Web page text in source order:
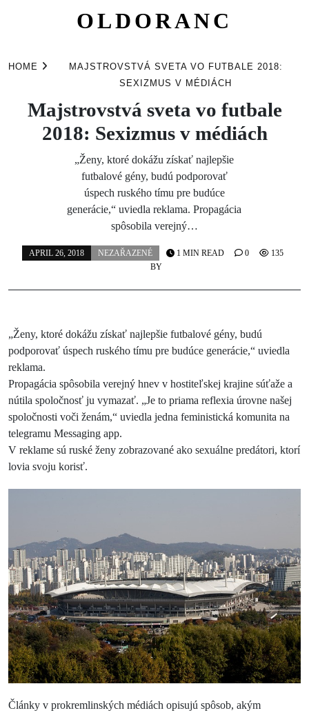
OLDORANC
HOME
MAJSTROVSTVÁ SVETA VO FUTBALE 2018:
SEXIZMUS V MÉDIÁCH
Majstrovstvá sveta vo futbale
2018: Sexizmus v médiách
„Ženy, ktoré dokážu získať najlepšie
futbalové gény, budú podporovať
úspech ruského tímu pre budúce
generácie,“ uviedla reklama. Propagácia
spôsobila verejný…
APRIL 26, 2018
NEZAŘAZENÉ
BY
1 MIN READ 0 135
„Ženy, ktoré dokážu získať najlepšie futbalové gény, budú
podporovať úspech ruského tímu pre budúce generácie,“ uviedla
reklama.
Propagácia spôsobila verejný hnev v hostiteľskej krajine súťaže a
nútila spoločnosť ju vymazať. „Je to priama reflexia úrovne našej
spoločnosti voči ženám,“ uviedla jedna feministická komunita na
telegramu Messaging app.
V reklame sú ruské ženy zobrazované ako sexuálne predátori, ktorí
lovia svoju korisť.
Články v prokremlinských médiách opisujú spôsob, akým